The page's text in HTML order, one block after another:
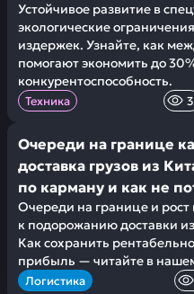
Устойчивое развитие в
экологические
издержек. Узнайте, как
помогают экономить до
конкурентоспособность.
Техника 3
Очереди на границе
доставка грузов из
по карману и как не
Очереди на границе и
к подорожанию доставки
Как сохранить
прибыль — читайте в
Логистика